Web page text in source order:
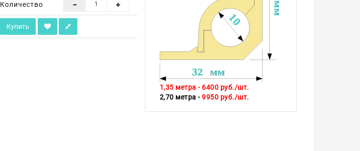
Количество
Купить
1,35 метра - 6400 руб./шт.
2,70 метра -9950 руб./шт.